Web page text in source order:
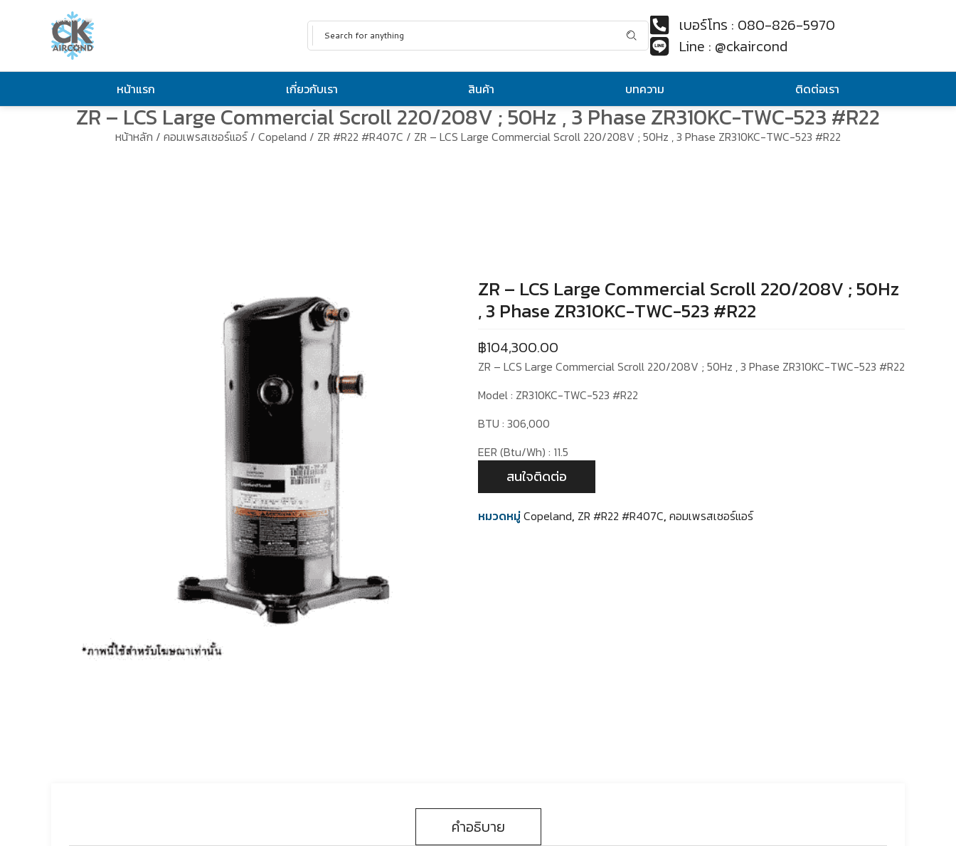
เบอร์โทร : 080-826-5970
Line : @ckaircond
หน้าแรก เกี่ยวกับเรา สินค้า บทความ ติดต่อเรา
ZR – LCS Large Commercial Scroll 220/208V ; 50Hz , 3 Phase ZR310KC-TWC-523 #R22
หน้าหลัก / คอมเพรสเซอร์แอร์/ Copeland / ZR #R22 #R407C / ZR – LCS Large Commercial Scroll 220/208V ; 50Hz , 3 Phase ZR310KC-TWC-523 #R22
ZR – LCS Large Commercial Scroll 220/208V ; 50Hz
, 3 Phase ZR310KC-TWC-523 #R22
฿104,300.00
ZR – LCS Large Commercial Scroll 220/208V ; 50Hz , 3 Phase ZR310KC-TWC-523 #R22
Model : ZR310KC-TWC-523 #R22
BTU : 306,000
EER (Btu/Wh) : 11.5
สนใจติดต่อ
หมวดหมู่Copeland, ZR #R22 #R407C, คอมเพรสเซอร์แอร์
คำอธิบาย